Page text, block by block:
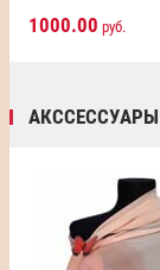
1000.00 руб.
АКССЕССУАРЫ